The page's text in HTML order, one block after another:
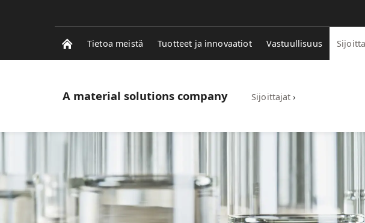
Tietoa meistä Tuotteet ja innovaatiot Vastuullisuus
A material solutions company Sijoittajat ›